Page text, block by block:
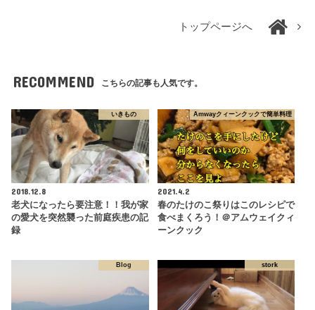
トップページへ
RECOMMEND こちらの記事も人気です。
いきもの
2018.12.8
老犬になったら要注意！！我が家
の愛犬を突然襲った前庭疾患の記
録
Amwayクィーンクックで簡単料理
2021.4.2
春のたけのこ祭りはこのレシピで
食べまくろう！＠アムウェイクィ
ーンクック
Blog stork